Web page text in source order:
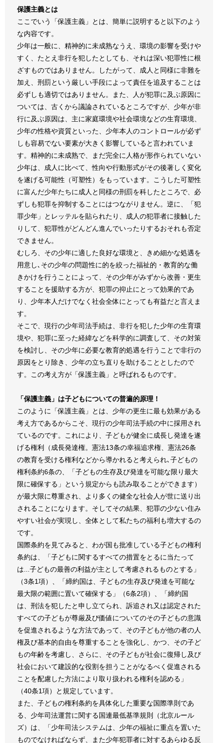
保護主義とは
ここでいう「保護主義」とは、簡単に説明すると以下のよう
な内容です。
少年は一般に、精神的に未成熟なうえ、環境の影響を受けや
すく、たとえ非行を犯したとしても、それは深い犯罪性に根
ざすものではありません。したがって、成人と同様に非難を
加え、刑罰という厳しい手段によって責任を追及することは
必ずしも適切ではありません。また、人が犯罪に及ぶ原因に
ついては、古くから議論されているところですが、少年が非
行に及ぶ原因は、主に家庭環境や社会環境などの生育環境、
少年の性格や資質といった、少年本人のコントロールが必ず
しも容易でない要素が大きく影響していると言われていま
す。精神的に未成熟で、まだ完全に人格が形作られていない
少年は、成人に比べて、性向や行動形式がその後著しく変化
を遂げる可能性（可塑性）をもっています。こうした可塑性
に富んだ少年たちに成人と同様の刑罰を科したところで、必
ずしも犯罪を抑制することにはつながりません。逆に、「犯
罪少年」とレッテルを貼られたり、成人の犯罪者に接触した
りして、犯罪性がどんどん進んでいったりするおそれも否定
できません。
むしろ、その少年に適した良好な環境と、きめ細かな処遇を
用意し､その少年の問題性に的を絞った福祉的・教育的な働
きかけを行うことによって、その少年がみずから改善・更生
することを援助する方が、犯罪の抑止にとって効果的であ
り、少年本人だけでなく社会全体にとっても有益だと言えま
す。
そこで、現行の少年司法手続は、非行を犯した少年の生育環
境や、犯罪に至った経緯などを科学的に調査して、その対策
を検討し、その少年に必要な教育的処遇を行うことで非行の
原因をとり除き、少年の立ち直りを助けることとしたので
す。この考え方が「保護主義」と呼ばれるものです。
「保護主義」は子どもについての普遍的原理！
このように「保護主義」とは、少年の更生に最も効果がある
考え方であるからこそ、現行の少年司法手続の中に採用され
ているのです。これにより、子どもが健全に成長し発達を遂
げる権利（成長発達権。憲法13条の幸福追求権、憲法26条
の教育を受ける権利などから導かれると考えられ､子どもの
権利条約6条の、「子どもの生存及び発達を可能な限り最大
限に確保する」という規定からも読み取ることができます）
が最大限に尊重され、より多くの健全な社会人が世に送り出
されることになります。そしてその結果、犯罪の少ない住み
やすい社会が実現し、全体として私たちの福利も増大するの
です。
国際条約を見てみると、わが国も批准している子どもの権利
条約は、「子どもに関するすべての措置をとるに当たって
は...子どもの最善の利益が主として考慮されるものとする」
（3条1項）、「締約国は、子どもの生存及び発達を可能な
最大限の範囲に置いて確保する」（6条2項）、「締約国
は、刑法を犯したと申し立てられ、訴追され又は認定された
すべての子どもが尊厳及び価値についてのその子どもの意識
を促進されるような方法であって、その子どもが他の者の人
権及び基本的自由を尊重することを強化し、かつ、その子ど
もの年齢を考慮し、さらに、その子どもが社会に復帰し及び
社会において建設的な役割を担うことがなるべく促進される
ことを配慮した方法により取り扱われる権利を認める」
（40条1項）と規定しています。
また、子どもの権利条約を具体化した重要な国際準則であ
る、少年司法運営に関する国連最低基準規則（北京ルール
ズ）は、「少年司法システムは、少年の福祉に重点を置いた
ものでなければならず、また少年犯罪者に対するあらゆる反